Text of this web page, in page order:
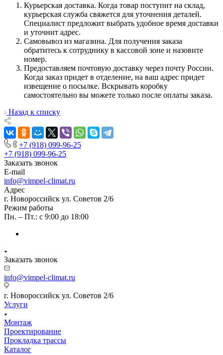
Курьерская доставка. Когда товар поступит на склад,
курьерская служба свяжется для уточнения деталей.
Специалист предложит выбрать удобное время доставки
и уточнит адрес.
Самовывоз из магазина. Для получения заказа
обратитесь к сотруднику в кассовой зоне и назовите
номер.
Предоставляем почтовую доставку через почту России.
Когда заказ придет в отделение, на ваш адрес придет
извещение о посылке. Вскрывать коробку
самостоятельно вы можете только после оплаты заказа.
Назад к списку
+7 (918) 099-96-25
+7 (918) 099-96-25
Заказать звонок
E-mail
info@vimpel-climat.ru
Адрес
г. Новороссийск ул. Советов 2/6
Режим работы
Пн. – Пт.: с 9:00 до 18:00
Заказать звонок
info@vimpel-climat.ru
г. Новороссийск ул. Советов 2/6
Услуги
Монтаж
Проектирование
Прокладка трассы
Каталог